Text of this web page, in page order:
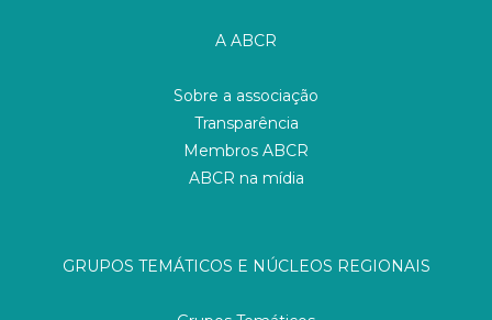
A ABCR
Sobre a associação
Transparência
Membros ABCR
ABCR na mídia
GRUPOS TEMÁTICOS E NÚCLEOS REGIONAIS